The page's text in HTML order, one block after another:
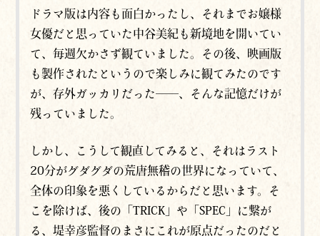
ドラマ版は内容も面白かったし、それまでお嬢様
女優だと思っていた中谷美紀も新境地を開いてい
て、毎週欠かさず観ていました。その後、映画版
も製作されたというので楽しみに観てみたのです
が、存外ガッカリだった──、そんな記憶だけが
残っていました。
しかし、こうして観直してみると、それはラスト
20分がグダグダの荒唐無稽の世界になっていて、
全体の印象を悪くしているからだと思います。そ
こを除けば、後の「TRICK」や「SPEC」に繋が
る、堤幸彦監督のまさにこれが原点だったのだと